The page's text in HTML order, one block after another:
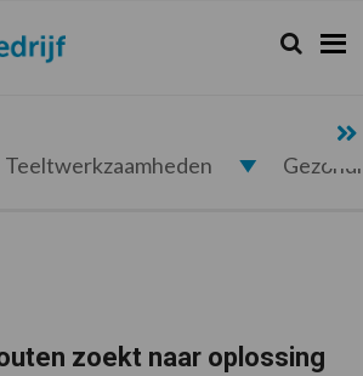
Zoeken...
Zoek
Teeltwerkzaamheden
zoekt naar oplossing